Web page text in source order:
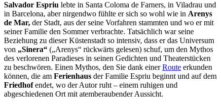
Salvador Espriu lebte in Santa Coloma de Farners, in Viladrau und
in Barcelona, aber nirgendwo fühlte er sich so wohl wie in Arenys
de Mar, der Stadt, aus der seine Vorfahren stammten und wo er mit
seiner Familie den Sommer verbrachte. Tatsächlich war seine
Beziehung zu dieser Küstenstadt so intensiv, dass er das Universum
von „Sinera“ („Arenys“ rückwärts gelesen) schuf, um den Mythos
des verlorenen Paradieses in seinen Gedichten und Theaterstücken
zu beschwören. Einen Mythos, den Sie dank einerRoute erkunden
können, die am Ferienhaus der Familie Espriu beginnt und auf dem
Friedhofendet, wo der Autor ruht – einem ruhigen und
abgeschiedenen Ort mit atemberaubender Aussicht.